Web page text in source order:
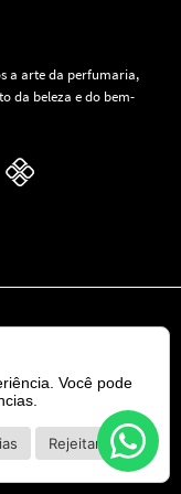
a arte da perfumaria,
da beleza e do bem-
- Vila Brasília -
Você pode
Rejeitar